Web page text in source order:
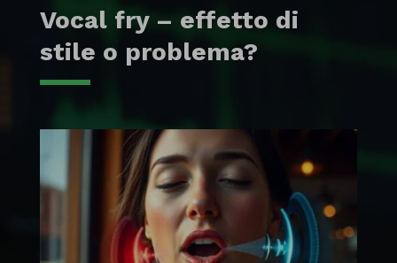
Vocal fry – effetto di
stile o problema?